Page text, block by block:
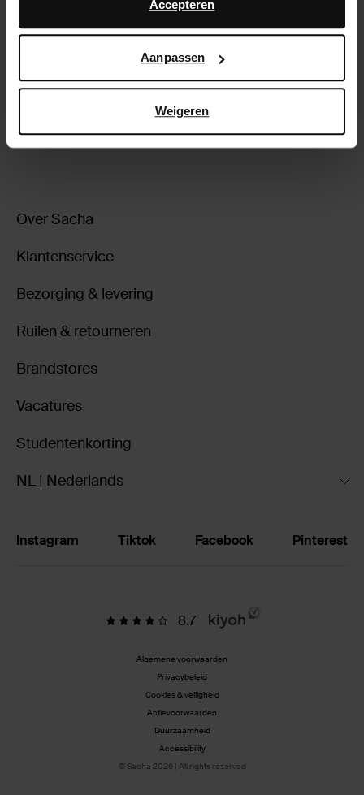
advertentie- en meetdoeleinden. Meer informatie over
hoe Google uw persoonsgegevens gebruikt, vindt u op
Accepteren
Aanpassen
Weigeren
Bezorgen & retour
ga terug
Over Sacha
Klantenservice
Bezorging & levering
Ruilen & retourneren
Brandstores
Vacatures
Studentenkorting
NL | Nederlands
Instagram Tiktok Facebook Pinterest
8.7
Algemene voorwaarden
Privacybeleid
Cookies & veiligheid
Actievoorwaarden
Duurzaamheid
Accessibility
© Sacha 2026 | All rights reserved